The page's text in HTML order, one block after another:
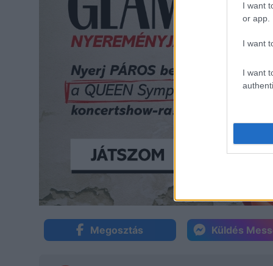
I want
or app.
I want
I want
Megosztás Küldés